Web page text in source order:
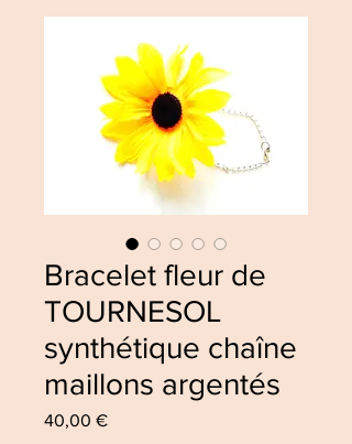
Bracelet fleur de
TOURNESOL
synthétique chaîne
maillons argentés
40,00 €Price